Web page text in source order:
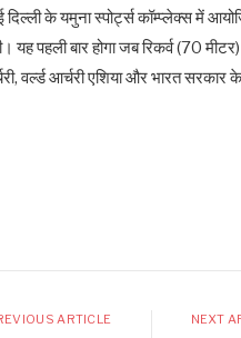
के यमुना स्पोर्ट्स कॉम्प्लेक्स में
यह पहली बार होगा जब रिकर्व (70
वर्ल्ड आर्चरी एशिया और भारत
ARTICLE NEXT